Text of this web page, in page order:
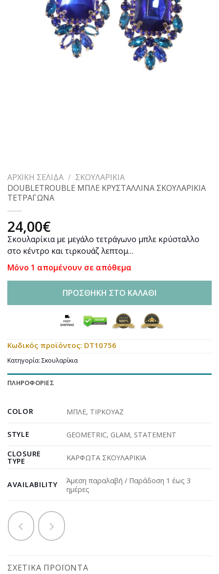
ΑΡΧΙΚΉ ΣΕΛΊΔΑ / ΣΚΟΥΛΑΡΊΚΙΑ
DOUBLETROUBLE ΜΠΛΕ ΚΡΥΣΤΑΛΛΙΝΑ ΣΚΟΥΛΑΡΙΚΙΑ
ΤΕΤΡΑΓΩΝΑ
24,00€
Σκουλαρίκια με μεγάλο τετράγωνο μπλε κρύσταλλο
στο κέντρο και τιρκουάζ λεπτομ…
Μόνο 1 απομένουν σε απόθεμα
ΠΡΟΣΘΉΚΗ ΣΤΟ ΚΑΛΆΘΙ
Κωδικός προϊόντος: DT10756
Κατηγορία: Σκουλαρίκια
ΠΛΗΡΟΦΟΡΊΕΣ
COLOR ΜΠΛΕ, ΤΙΡΚΟΥΑΖ
STYLE GEOMETRIC, GLAM, STATEMENT
CLOSURE
TYPE ΚΑΡΦΩΤΑ ΣΚΟΥΛΑΡΙΚΙΑ
AVAILABILITY
Άμεση παραλαβή / Παράδοση 1 έως 3
ημέρες
ΣΧΕΤΙΚΆ ΠΡΟΪΌΝΤΑ